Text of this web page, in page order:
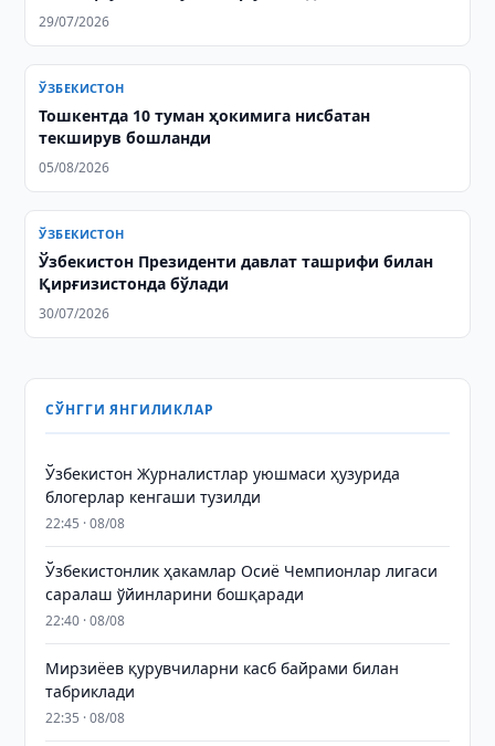
29/07/2026
ЎЗБЕКИСТОН
Тошкентда 10 туман ҳокимига нисбатан
текширув бошланди
05/08/2026
ЎЗБЕКИСТОН
Ўзбекистон Президенти давлат ташрифи билан
Қирғизистонда бўлади
30/07/2026
СЎНГГИ ЯНГИЛИКЛАР
Ўзбекистон Журналистлар уюшмаси ҳузурида
блогерлар кенгаши тузилди
22:45 · 08/08
Ўзбекистонлик ҳакамлар Осиё Чемпионлар лигаси
саралаш ўйинларини бошқаради
22:40 · 08/08
Мирзиёев қурувчиларни касб байрами билан
табриклади
22:35 · 08/08